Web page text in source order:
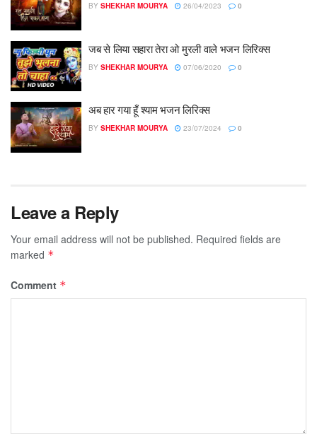
BY SHEKHAR MOURYA 26/04/2023 0
जब से लिया सहारा तेरा ओ मुरली वाले भजन लिरिक्स
BY SHEKHAR MOURYA 07/06/2020 0
अब हार गया हूँ श्याम भजन लिरिक्स
BY SHEKHAR MOURYA 23/07/2024 0
Leave a Reply
Your email address will not be published. Required fields are
marked *
Comment *